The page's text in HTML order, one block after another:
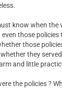
know when
even those
those
they
and little
the policies ?